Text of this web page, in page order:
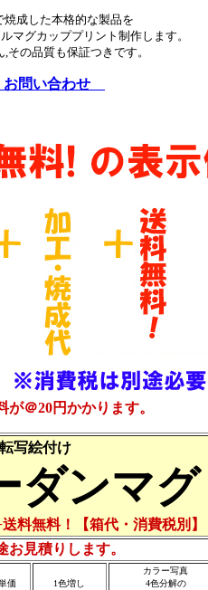
成した本格的な製品を
マグカッププリント制作します。
その品質も保証つきです。
お問い合わせ
＠20円かかります。
転写絵付け
ダンマグ
料無料！【箱代・消費税別】
お見積りします。
価 1色増し
カラー写真
4色分解の